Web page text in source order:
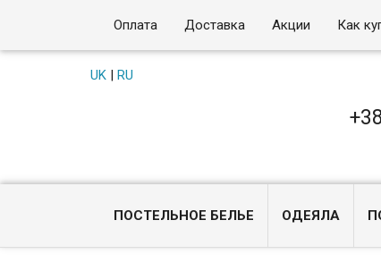
Оплата Доставка Акции Как
UK| RU
ПОСТЕЛЬНОЕ БЕЛЬЕ ОДЕЯЛА